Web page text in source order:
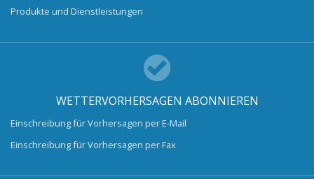
Produkte und Dienstleistungen
WETTERVORHERSAGEN ABONNIEREN
Einschreibung für Vorhersagen per E-Mail
Einschreibung für Vorhersagen per Fax